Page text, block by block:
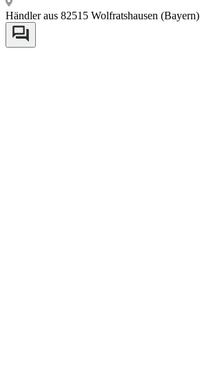
Händler aus 82515 Wolfratshausen (Bayern)